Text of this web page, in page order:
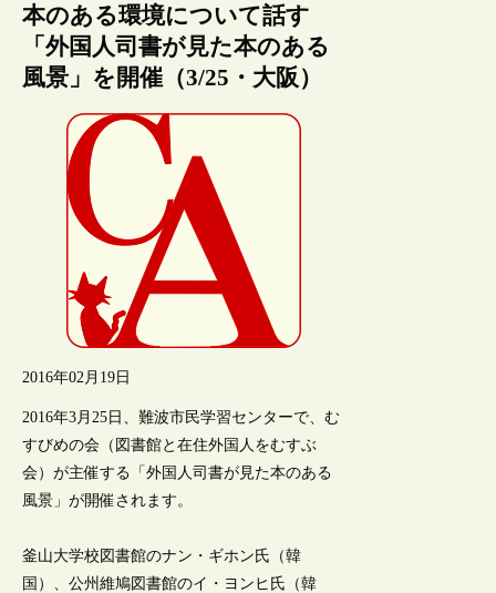
本のある環境について話す
「外国人司書が見た本のある
風景」を開催（3/25・大阪）
2016年02月19日
2016年3月25日、難波市民学習センターで、む
すびめの会（図書館と在住外国人をむすぶ
会）が主催する「外国人司書が見た本のある
風景」が開催されます。
釜山大学校図書館のナン・ギホン氏（韓
国）、公州維鳩図書館のイ・ヨンヒ氏（韓